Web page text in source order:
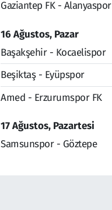
Gaziantep FK - Alanyaspor
16 Ağustos, Pazar
Başakşehir - Kocaelispor
Beşiktaş - Eyüpspor
Amed - Erzurumspor FK
17 Ağustos, Pazartesi
Samsunspor - Göztepe